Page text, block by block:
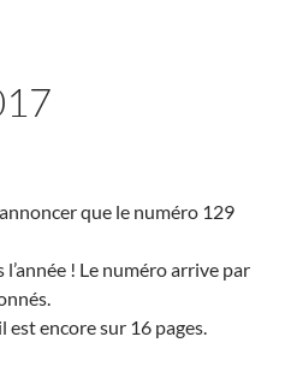
que le numéro 129
! Le numéro arrive par
est encore sur 16 pages.